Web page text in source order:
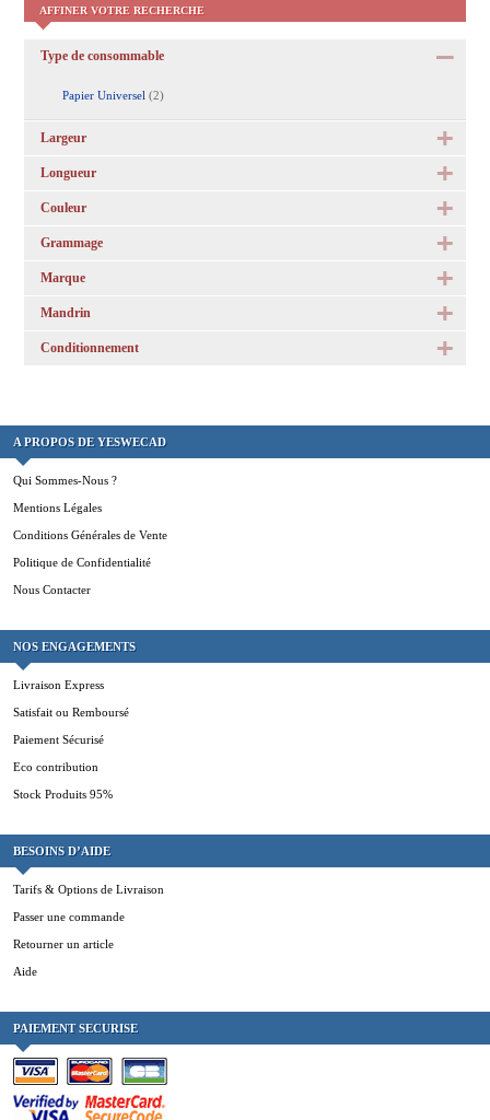
AFFINER VOTRE RECHERCHE
Type de consommable
Papier Universel (2)
Largeur
Longueur
Couleur
Grammage
Marque
Mandrin
Conditionnement
A PROPOS DE YESWECAD
Qui Sommes-Nous ?
Mentions Légales
Conditions Générales de Vente
Politique de Confidentialité
Nous Contacter
NOS ENGAGEMENTS
Livraison Express
Satisfait ou Remboursé
Paiement Sécurisé
Eco contribution
Stock Produits 95%
BESOINS D’AIDE
Tarifs & Options de Livraison
Passer une commande
Retourner un article
Aide
PAIEMENT SECURISE